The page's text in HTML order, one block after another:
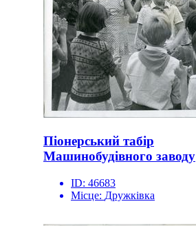
Піонерський табір
Машинобудівного заводу
ID: 46683
Місце: Дружківка